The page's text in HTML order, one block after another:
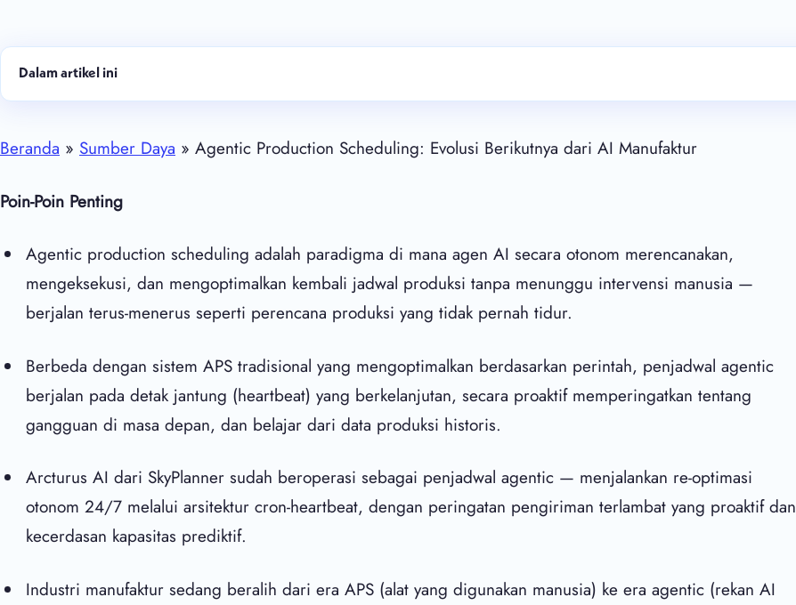
Dalam artikel ini
Beranda » Sumber Daya » Agentic Production Scheduling: Evolusi Berikutnya dari AI Manufaktur
Poin-Poin Penting
Agentic production scheduling adalah paradigma di mana agen AI secara otonom merencanakan,
mengeksekusi, dan mengoptimalkan kembali jadwal produksi tanpa menunggu intervensi manusia —
berjalan terus-menerus seperti perencana produksi yang tidak pernah tidur.
Berbeda dengan sistem APS tradisional yang mengoptimalkan berdasarkan perintah, penjadwal agentic
berjalan pada detak jantung (heartbeat) yang berkelanjutan, secara proaktif memperingatkan tentang
gangguan di masa depan, dan belajar dari data produksi historis.
Arcturus AI dari SkyPlanner sudah beroperasi sebagai penjadwal agentic — menjalankan re-optimasi
otonom 24/7 melalui arsitektur cron-heartbeat, dengan peringatan pengiriman terlambat yang proaktif dan
kecerdasan kapasitas prediktif.
Industri manufaktur sedang beralih dari era APS (alat yang digunakan manusia) ke era agentic (rekan AI